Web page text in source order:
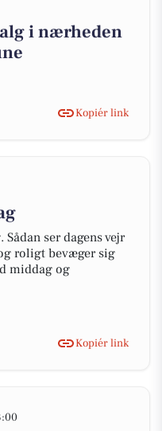
i nærheden
Kopiér link
ser dagens vejr
roligt bevæger sig
middag og
Kopiér link